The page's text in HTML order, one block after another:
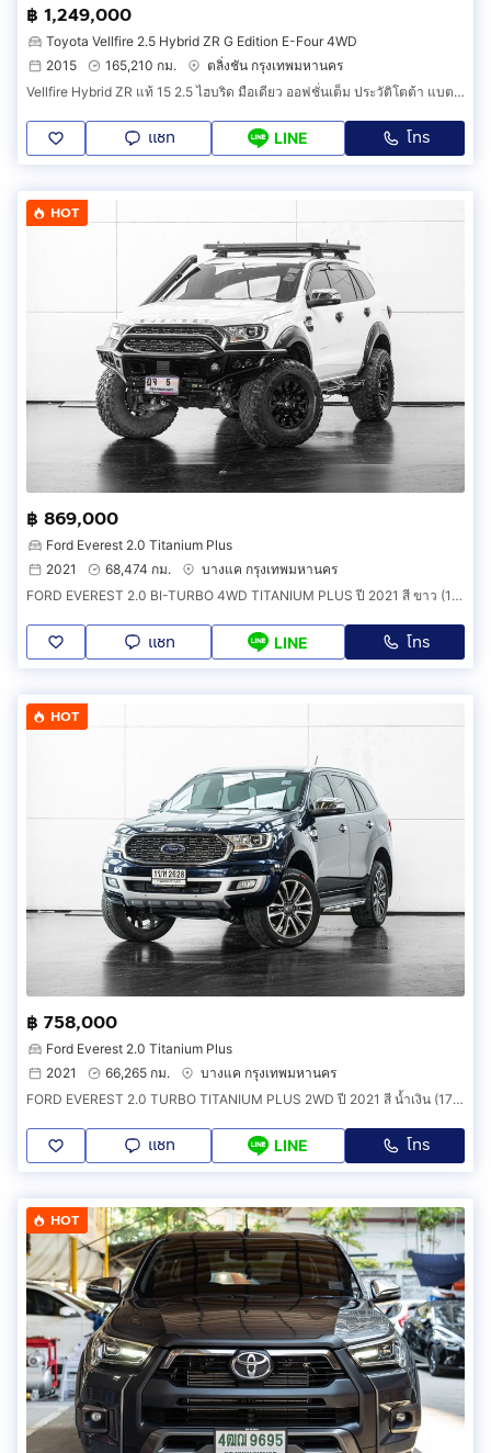
฿ 1,249,000
Toyota Vellfire 2.5 Hybrid ZR G Edition E-Four 4WD
2015
165,210 กม.
ตลิ่งชัน กรุงเทพมหานคร
Vellfire Hybrid ZR แท้ 15 2.5 ไฮบริด มือเดียว ออฟชั่นเต็ม ประวัติโตต้า แบตไฮบริดเพิ่งเปลี่ยน มีวารันตีถึง 25 กพ 69 ฟิล์ม พรม ฯ ทุกอย่างครบ
แชท LINE โทร
HOT
฿ 869,000
Ford Everest 2.0 Titanium Plus
2021
68,474 กม.
บางแค กรุงเทพมหานคร
FORD EVEREST 2.0 BI-TURBO 4WD TITANIUM PLUS ปี 2021 สี ขาว (148V51)
แชท LINE โทร
HOT
฿ 758,000
Ford Everest 2.0 Titanium Plus
2021
66,265 กม.
บางแค กรุงเทพมหานคร
FORD EVEREST 2.0 TURBO TITANIUM PLUS 2WD ปี 2021 สี น้ำเงิน (172V14)
แชท LINE โทร
HOT